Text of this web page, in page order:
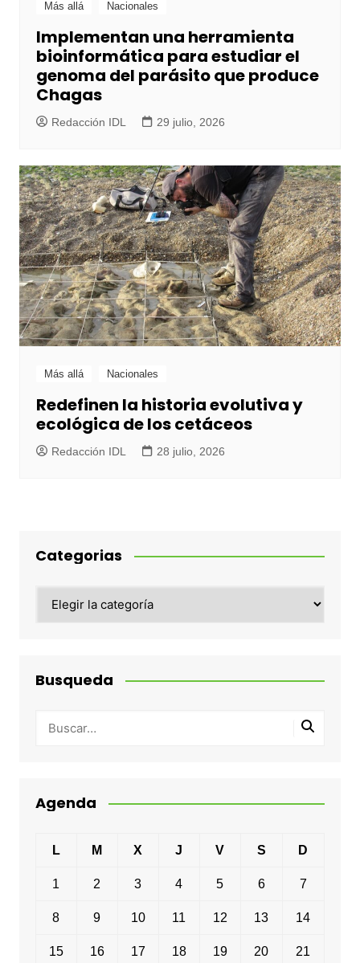
Más allá Nacionales
Implementan una herramienta
bioinformática para estudiar el
genoma del parásito que produce
Chagas
Redacción IDL 29 julio, 2026
Más allá Nacionales
Redefinen la historia evolutiva y
ecológica de los cetáceos
Redacción IDL 28 julio, 2026
Categorias
Busqueda
Agenda
L M X J V S D
1 2 3 4 5 6 7
8 9 10 11 12 13 14
15 16 17 18 19 20 21